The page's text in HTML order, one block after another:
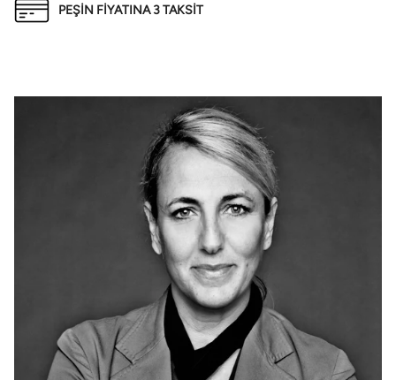
PEŞİN FİYATINA 3 TAKSİT